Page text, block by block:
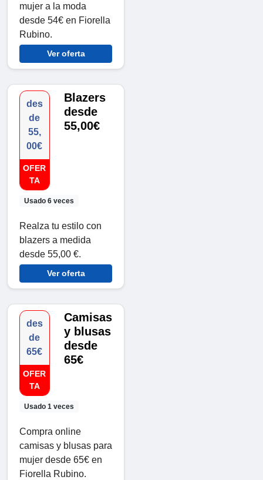
mujer a la moda
desde 54€ en Fiorella
Rubino.
Ver oferta
des
de
55,
00€
OFER
TA
Usado 6 veces
Blazers
desde
55,00€
Realza tu estilo con
blazers a medida
desde 55,00 €.
Ver oferta
des
de
65€
OFER
TA
Usado 1 veces
Camisas
y blusas
desde
65€
Compra online
camisas y blusas para
mujer desde 65€ en
Fiorella Rubino.